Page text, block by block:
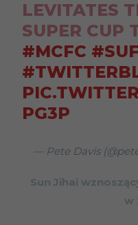
LEVITATES
SUPER CUP
#MCFC
PG3P
— Pete Davis
Sun Jihai
w